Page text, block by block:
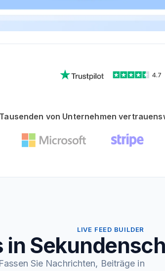
4.7
von Unternehmen
LIVE FEED BUILDER
in
Sie Nachrichten, Beiträge in